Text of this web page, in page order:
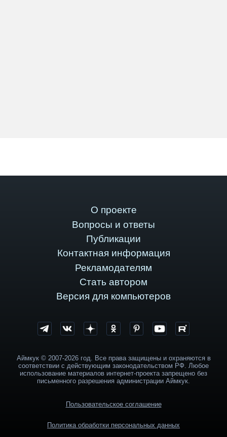
О проекте
Вопросы и ответы
Публикации
Контактная информация
Рекламодателям
Стать автором
Версия для компьютеров
Аймкук © 2007-2026 год. Все права защищены и охраняются в
соответствии с действующим законодательством РФ. Любое
использование материалов интернет-проекта запрещено без
письменного разрешения администрации Аймкук.
Пользовательское соглашение
Политика обработки персональных данных